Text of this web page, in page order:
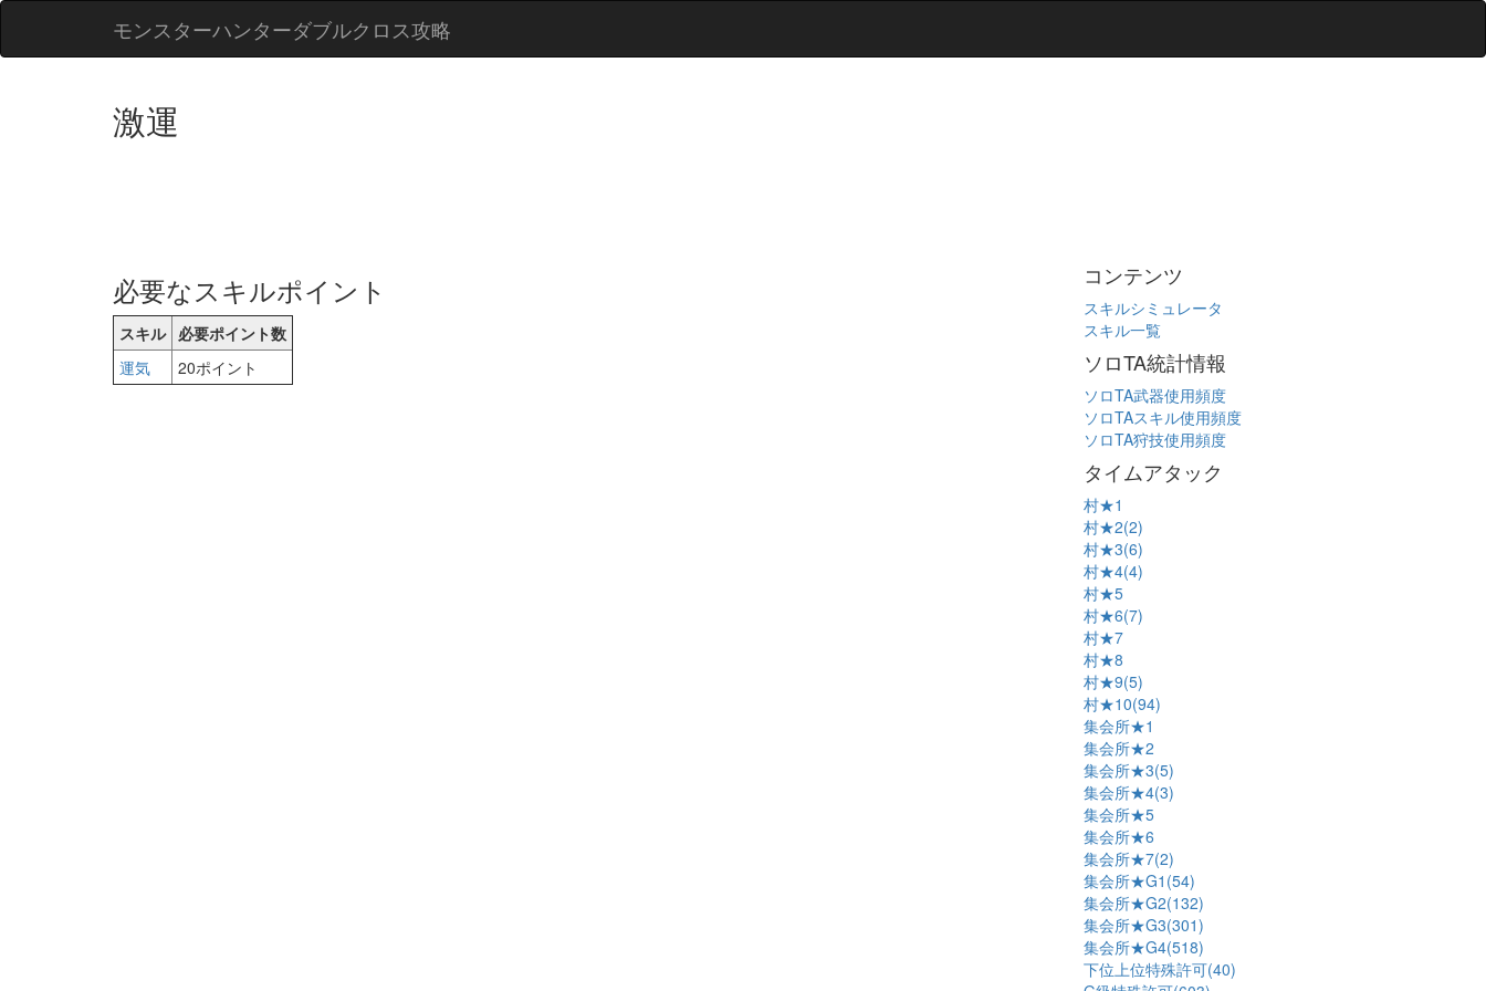
モンスターハンターダブルクロス攻略
激運
必要なスキルポイント
スキル 必要ポイント数
運気
20ポイント
コンテンツ
スキルシミュレータ
スキル一覧
ソロTA統計情報
ソロTA武器使用頻度
ソロTAスキル使用頻度
ソロTA狩技使用頻度
タイムアタック
村★1
村★2(2)
村★3(6)
村★4(4)
村★5
村★6(7)
村★7
村★8
村★9(5)
村★10(94)
集会所★1
集会所★2
集会所★3(5)
集会所★4(3)
集会所★5
集会所★6
集会所★7(2)
集会所★G1(54)
集会所★G2(132)
集会所★G3(301)
集会所★G4(518)
下位上位特殊許可(40)